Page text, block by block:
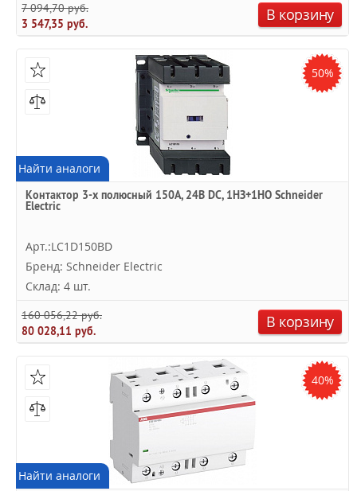
7 094,70 руб.
3 547,35 руб.
В корзину
50%
Найти аналоги
Контактор 3-х полюсный 150A, 24В DС, 1НЗ+1НО Schneider
Electric
Арт.:LC1D150BD
Бренд: Schneider Electric
Склад: 4 шт.
160 056,22 руб.
80 028,11 руб.
В корзину
40%
Найти аналоги